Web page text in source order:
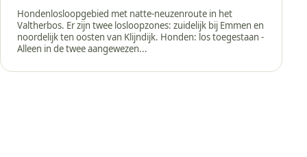
Hondenlosloopgebied met natte-neuzenroute in het
Valtherbos. Er zijn twee losloopzones: zuidelijk bij Emmen en
noordelijk ten oosten van Klijndijk. Honden: los toegestaan -
Alleen in de twee aangewezen...